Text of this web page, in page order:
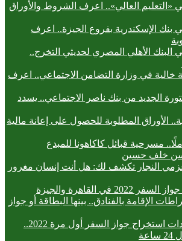
«التعليم العالي».. اعرف الشروط والأوراق
بنك الإسكندرية بفروع الجيزة.. اعرف
البنك الأهلي المصري لحديثي التخرج..
خالية في وزارة التضامن الاجتماعي.. اعرف
الجديد من بنك ناصر الاجتماعي.. يسدد
الأوراق المطلوبة للحصول على إعانة مالية
مسرحية قبائل كاكاهونا للمبدع
خلف حسين
عزمي النجار تكشف لك: هل أنت إنسان مغرور
في القاهرة والجيزة
الإقامة بالفنادق.. بينها البطاقة أو جواز
خطوات ومستندات استخراج جواز السفر أول مرة 2022..